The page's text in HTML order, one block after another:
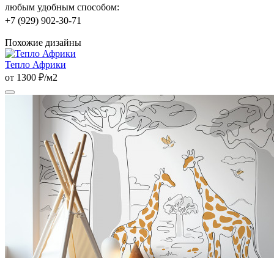
любым удобным способом:
+7 (929) 902-30-71
Похожие дизайны
Тепло Африки
от 1300 ₽/м2